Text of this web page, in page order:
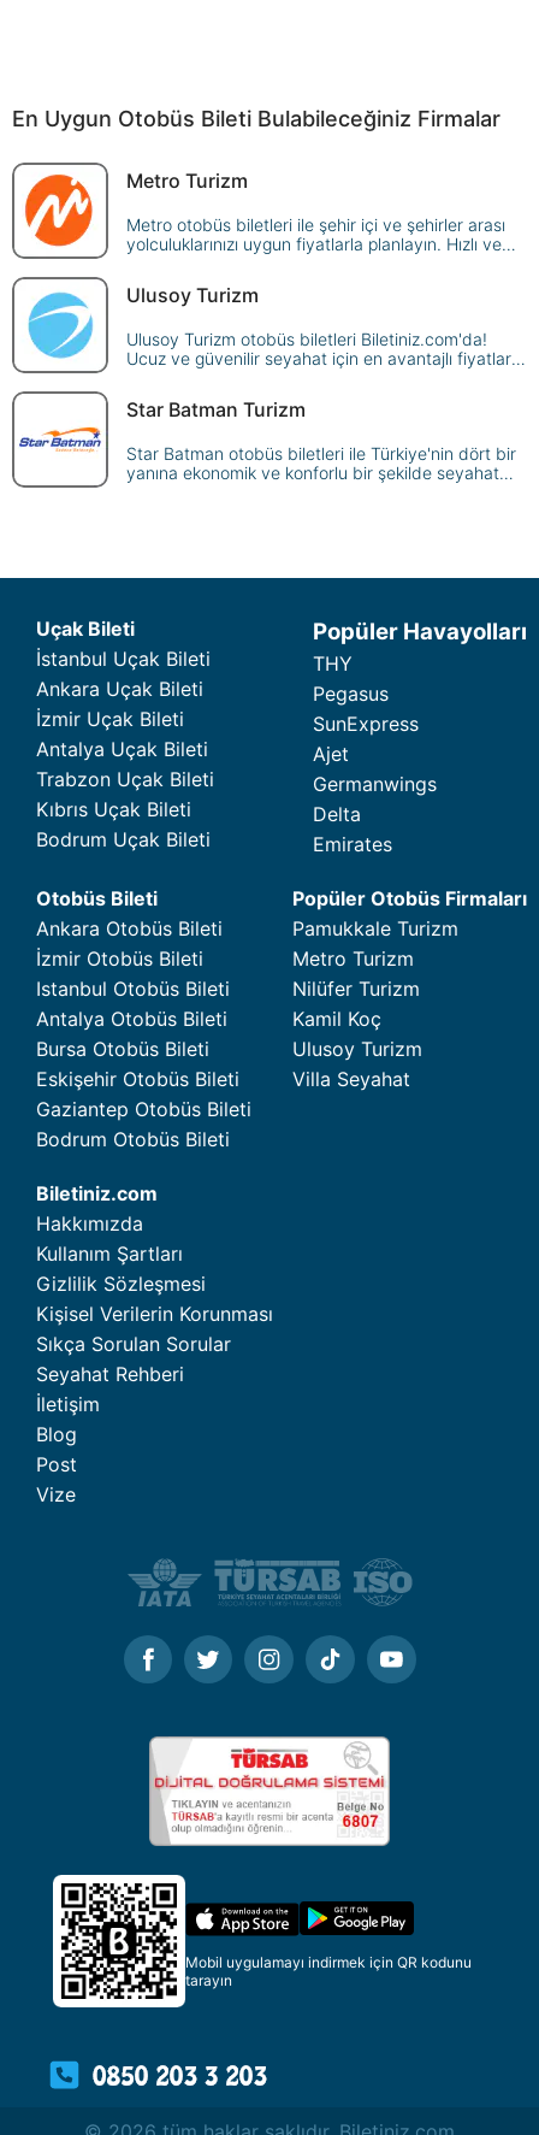
En Uygun Otobüs Bileti Bulabileceğiniz Firmalar
Metro Turizm
Metro otobüs biletleri ile şehir içi ve şehirler arası
yolculuklarınızı uygun fiyatlarla planlayın. Hızlı ve
Ulusoy Turizm
Ulusoy Turizm otobüs biletleri Biletiniz.com'da!
Ucuz ve güvenilir seyahat için en avantajlı fiyatlar
Star Batman Turizm
Star Batman otobüs biletleri ile Türkiye'nin dört bir
yanına ekonomik ve konforlu bir şekilde seyahat
Uçak Bileti
İstanbul Uçak Bileti
Ankara Uçak Bileti
İzmir Uçak Bileti
Antalya Uçak Bileti
Trabzon Uçak Bileti
Kıbrıs Uçak Bileti
Bodrum Uçak Bileti
Popüler Havayolları
THY
Pegasus
SunExpress
Ajet
Germanwings
Delta
Emirates
Otobüs Bileti
Ankara Otobüs Bileti
İzmir Otobüs Bileti
Istanbul Otobüs Bileti
Antalya Otobüs Bileti
Bursa Otobüs Bileti
Eskişehir Otobüs Bileti
Gaziantep Otobüs Bileti
Bodrum Otobüs Bileti
Popüler Otobüs Firmaları
Pamukkale Turizm
Metro Turizm
Nilüfer Turizm
Kamil Koç
Ulusoy Turizm
Villa Seyahat
Biletiniz.com
Hakkımızda
Kullanım Şartları
Gizlilik Sözleşmesi
Kişisel Verilerin Korunması
Sıkça Sorulan Sorular
Seyahat Rehberi
İletişim
Blog
Post
Vize
Mobil uygulamayı indirmek için QR kodunu
tarayın